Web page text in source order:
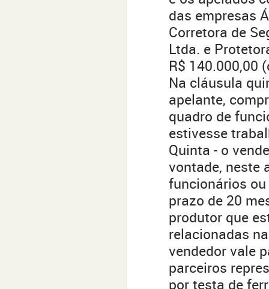
das empresas
Corretora de
Ltda. e
R$ 140.000,00
Na cláusula
apelante,
quadro de
estivesse
Quinta - o
vontade, neste
funcionários
prazo de 20
produtor que
relacionadas
vendedor vale
parceiros
por testa de